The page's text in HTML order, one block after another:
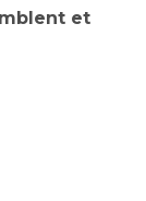
et